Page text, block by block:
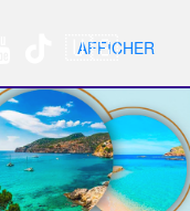
🇺🇸 Nav
AFFICHER